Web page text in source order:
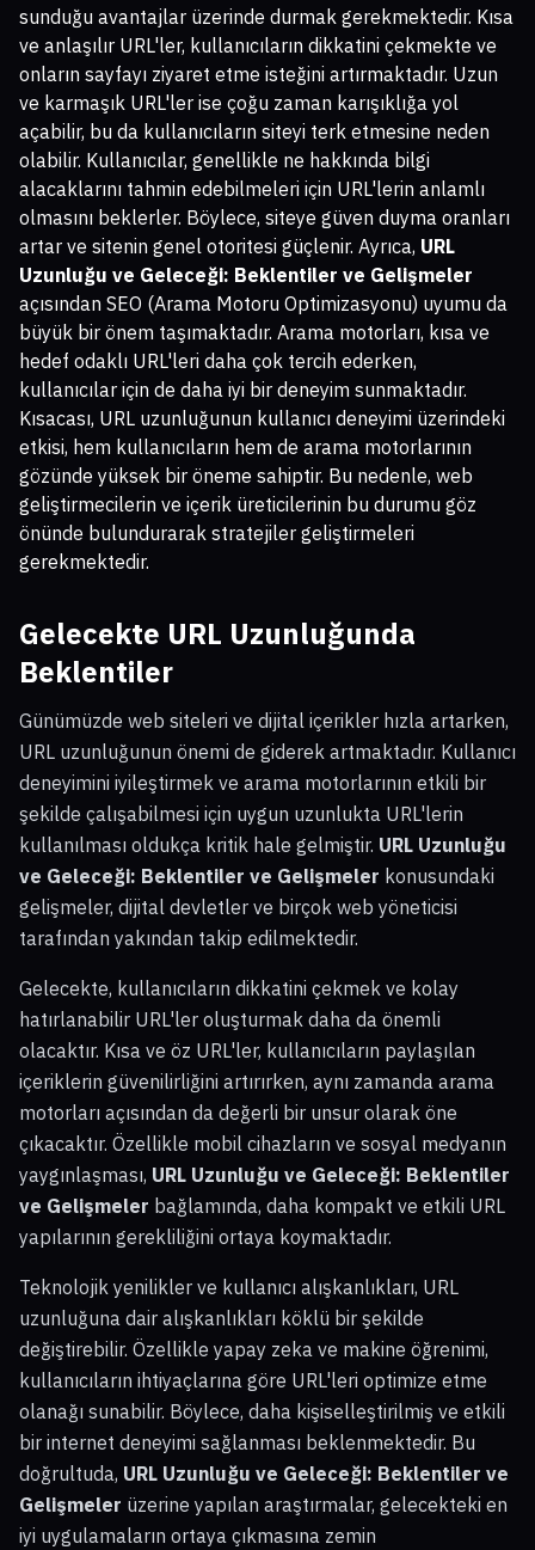
sunduğu avantajlar üzerinde durmak gerekmektedir. Kısa
ve anlaşılır URL'ler, kullanıcıların dikkatini çekmekte ve
onların sayfayı ziyaret etme isteğini artırmaktadır. Uzun
ve karmaşık URL'ler ise çoğu zaman karışıklığa yol
açabilir, bu da kullanıcıların siteyi terk etmesine neden
olabilir. Kullanıcılar, genellikle ne hakkında bilgi
alacaklarını tahmin edebilmeleri için URL'lerin anlamlı
olmasını beklerler. Böylece, siteye güven duyma oranları
artar ve sitenin genel otoritesi güçlenir. Ayrıca, URL
Uzunluğu ve Geleceği: Beklentiler ve Gelişmeler
açısından SEO (Arama Motoru Optimizasyonu) uyumu da
büyük bir önem taşımaktadır. Arama motorları, kısa ve
hedef odaklı URL'leri daha çok tercih ederken,
kullanıcılar için de daha iyi bir deneyim sunmaktadır.
Kısacası, URL uzunluğunun kullanıcı deneyimi üzerindeki
etkisi, hem kullanıcıların hem de arama motorlarının
gözünde yüksek bir öneme sahiptir. Bu nedenle, web
geliştirmecilerin ve içerik üreticilerinin bu durumu göz
önünde bulundurarak stratejiler geliştirmeleri
gerekmektedir.
Gelecekte URL Uzunluğunda
Beklentiler
Günümüzde web siteleri ve dijital içerikler hızla artarken,
URL uzunluğunun önemi de giderek artmaktadır. Kullanıcı
deneyimini iyileştirmek ve arama motorlarının etkili bir
şekilde çalışabilmesi için uygun uzunlukta URL'lerin
kullanılması oldukça kritik hale gelmiştir. URL Uzunluğu
ve Geleceği: Beklentiler ve Gelişmeler konusundaki
gelişmeler, dijital devletler ve birçok web yöneticisi
tarafından yakından takip edilmektedir.
Gelecekte, kullanıcıların dikkatini çekmek ve kolay
hatırlanabilir URL'ler oluşturmak daha da önemli
olacaktır. Kısa ve öz URL'ler, kullanıcıların paylaşılan
içeriklerin güvenilirliğini artırırken, aynı zamanda arama
motorları açısından da değerli bir unsur olarak öne
çıkacaktır. Özellikle mobil cihazların ve sosyal medyanın
yaygınlaşması, URL Uzunluğu ve Geleceği: Beklentiler
ve Gelişmeler bağlamında, daha kompakt ve etkili URL
yapılarının gerekliliğini ortaya koymaktadır.
Teknolojik yenilikler ve kullanıcı alışkanlıkları, URL
uzunluğuna dair alışkanlıkları köklü bir şekilde
değiştirebilir. Özellikle yapay zeka ve makine öğrenimi,
kullanıcıların ihtiyaçlarına göre URL'leri optimize etme
olanağı sunabilir. Böylece, daha kişiselleştirilmiş ve etkili
bir internet deneyimi sağlanması beklenmektedir. Bu
doğrultuda, URL Uzunluğu ve Geleceği: Beklentiler ve
Gelişmeler üzerine yapılan araştırmalar, gelecekteki en
iyi uygulamaların ortaya çıkmasına zemin